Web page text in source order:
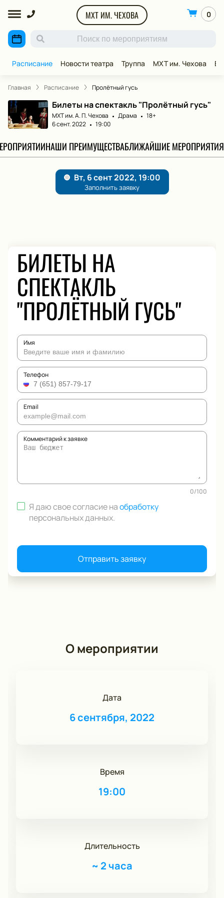
МХТ ИМ. ЧЕХОВА 0
Расписание Новости театра Труппа МХТ им. Чехова
Главная Расписание Пролётный гусь
Билеты на спектакль "Пролётный гусь"
МХТ им. А. П. Чехова Драма
18+
6 сент. 2022
19:00
НАШИ ПРЕИМУЩЕСТВАБЛИЖАЙШИЕ МЕРОПРИЯТИЯ
БИЛЕТЫ НА
СПЕКТАКЛЬ
"ПРОЛЁТНЫЙ ГУСЬ"
Имя
Телефон
Email
Комментарий к заявке
0/100
Я даю свое согласие наобработку
персональных данных.
Отправить заявку
О мероприятии
Дата
6 сентября, 2022
Время
19:00
Длительность
~ 2 часа